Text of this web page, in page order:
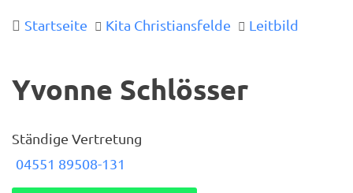
Startseite Kita Christiansfelde Leitbild
Yvonne Schlösser
Ständige Vertretung
04551 89508-131